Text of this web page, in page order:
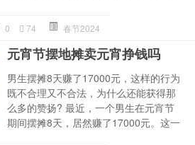
0 74 春节2024
元宵节摆地摊卖元宵挣钱吗
男生摆摊8天赚了17000元，这样的行为
既不合理又不合法，为什么还能获得那
么多的赞扬? 最近，一个男生在元宵节
期间摆摊8天，居然赚了17000元。这一